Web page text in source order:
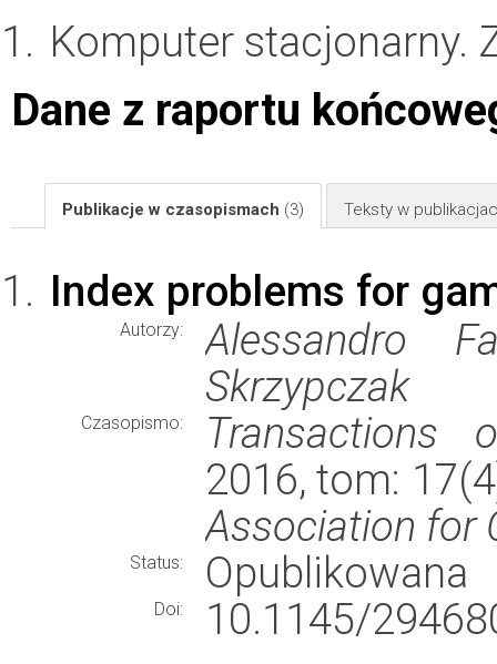
Komputer stacjonarny.
Dane z raportu
Publikacje w czasopismach (3) Teksty w
Index problems for
Autorzy:
Alessandro
Skrzypczak
Czasopismo:
Transactions
2016, tom:
Association for
Status: Opublikowana
Doi:
10.1145/